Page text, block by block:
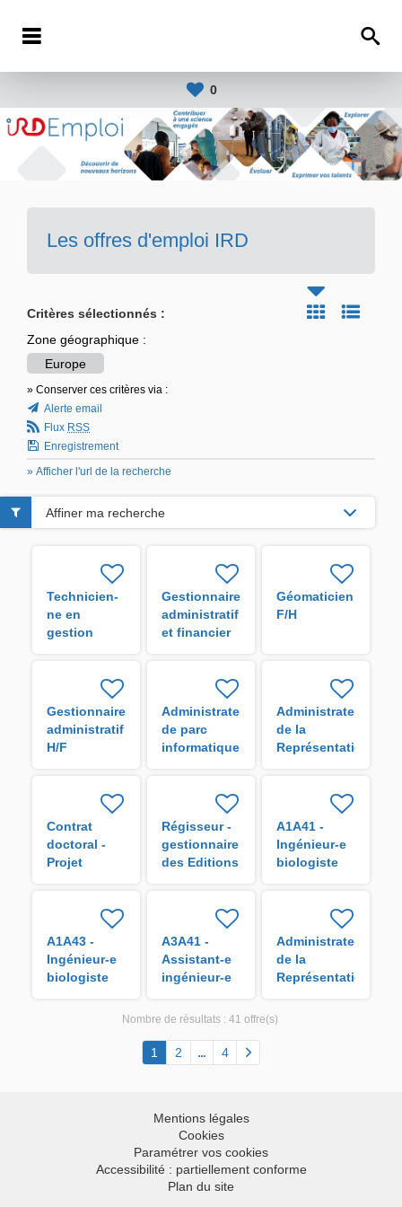
0
Les offres d'emploi IRD
Critères sélectionnés :
Zone géographique :
Europe
» Conserver ces critères via :
Alerte email
Flux RSS
Enregistrement
» Afficher l'url de la recherche
Technicien-
ne en
gestion
Gestionnaire
administratif
et financier
Géomaticien
F/H
Gestionnaire
administratif
H/F
Administrateur
de parc
informatique
Administrateur
de la
Représentation
Contrat
doctoral -
Projet
Régisseur -
gestionnaire
des Editions
A1A41 -
Ingénieur-e
biologiste
A1A43 -
Ingénieur-e
biologiste
A3A41 -
Assistant-e
ingénieur-e
en
de données
H/F
Administrateur
de la
Représentation
Affiner ma recherche
Nombre de résultats : 41 offre(s)
1 2 4
Mentions légales
Cookies
Paramétrer vos cookies
Accessibilité : partiellement conforme
Plan du site